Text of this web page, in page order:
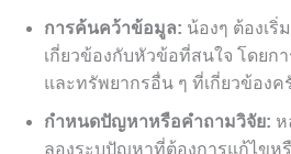
การค้นคว้าข้อมูล: น้องๆ ต้องเ
เกี่ยวข้องกับหัวข้อที่สนใจ โดยก
และทรัพยากรอื่น ๆ ที่เกี่ยวข้องค
กำหนดปัญหาหรือคำถามวิจัย: ห
ลองระบุปัญหาที่ต้องการแก้ไขห